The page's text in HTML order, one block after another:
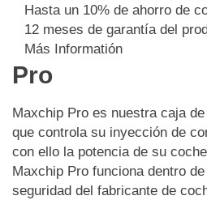
Hasta un 10% de ahorro de
12 meses de garantía del
Más Informatión
Pro
Maxchip Pro es nuestra caja
que controla su inyección de
con ello la potencia de su
Maxchip Pro funciona dentro
seguridad del fabricante de